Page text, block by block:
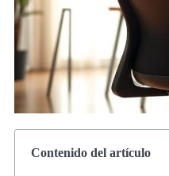
Contenido del artículo